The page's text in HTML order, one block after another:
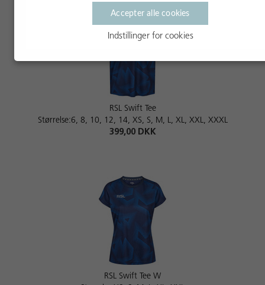
RSL Swift Tee
Størrelse:6, 8, 10, 12, 14, XS, S, M, L, XL, XXL, XXXL
399,00 DKK
RSL Swift Tee W
Accepter alle cookies
Indstillinger for cookies